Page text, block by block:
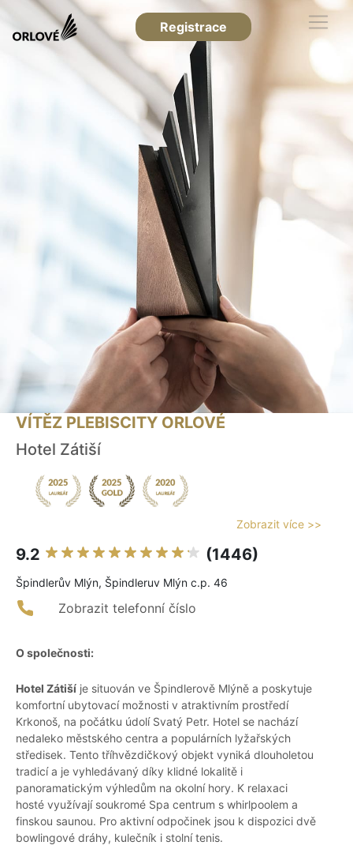
Registrace
VÍTĚZ PLEBISCITY ORLOVÉ
Hotel Zátiší
Zobrazit více >>
9.2 (1446)
Špindlerův Mlýn, Špindleruv Mlýn c.p. 46
Zobrazit telefonní číslo
O společnosti:
Hotel Zátiší je situován ve Špindlerově Mlýně a poskytuje
komfortní ubytovací možnosti v atraktivním prostředí
Krkonoš, na počátku údolí Svatý Petr. Hotel se nachází
nedaleko městského centra a populárních lyžařských
středisek. Tento tříhvězdičkový objekt vyniká dlouholetou
tradicí a je vyhledávaný díky klidné lokalitě i
panoramatickým výhledům na okolní hory. K relaxaci
hosté využívají soukromé Spa centrum s whirlpoolem a
finskou saunou. Pro aktivní odpočinek jsou k dispozici dvě
bowlingové dráhy, kulečník i stolní tenis.